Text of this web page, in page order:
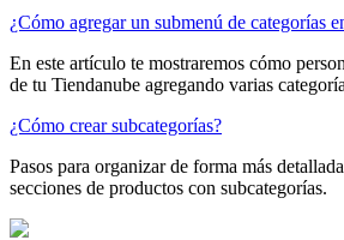
¿Cómo agregar un submenú de categorías
En este artículo te mostraremos cómo
de tu Tiendanube agregando varias
¿Cómo crear subcategorías?
Pasos para organizar de forma más
secciones de productos con subcategorías.